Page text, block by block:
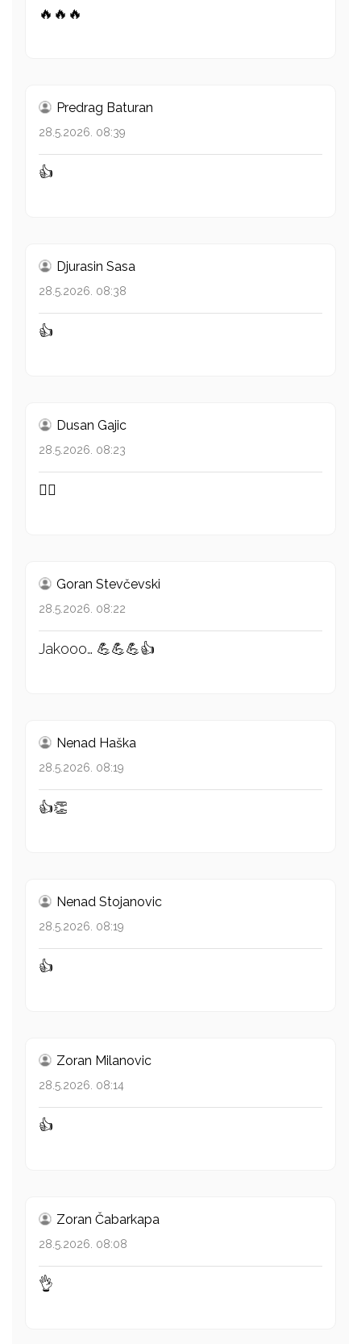
🔥🔥🔥
Predrag Baturan
28.5.2026. 08:39
👍
Djurasin Sasa
28.5.2026. 08:38
👍
Dusan Gajic
28.5.2026. 08:23
👍🏻
Goran Stevčevski
28.5.2026. 08:22
Jakooo… 💪💪💪👍
Nenad Haška
28.5.2026. 08:19
👍👏
Nenad Stojanovic
28.5.2026. 08:19
👍
Zoran Milanovic
28.5.2026. 08:14
👍
Zoran Čabarkapa
28.5.2026. 08:08
👌